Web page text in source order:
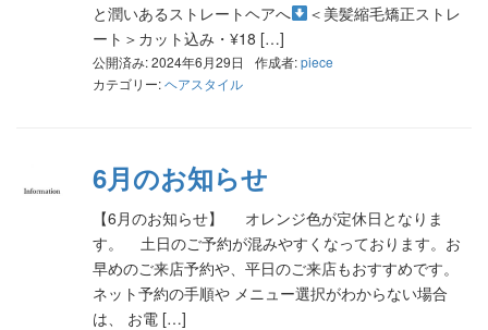
と潤いあるストレートヘアへ
＜美髪縮毛矯正ストレ
ート＞カット込み・¥18 […]
公開済み: 2024年6月29日 作成者:piece
カテゴリー:ヘアスタイル
6月のお知らせ
【6月のお知らせ】 オレンジ色が定休日となりま
す。 土日のご予約が混みやすくなっております。お
早めのご来店予約や、平日のご来店もおすすめです。
ネット予約の手順や メニュー選択がわからない場合
は、 お電 […]